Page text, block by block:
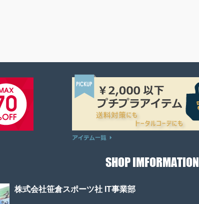
SHOP IMFORMATION
株式会社笹倉スポーツ社 IT事業部